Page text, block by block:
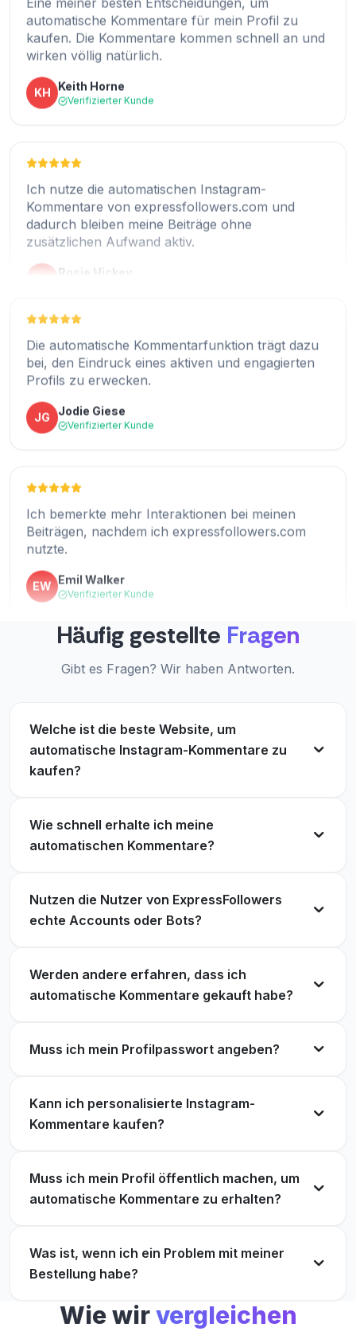
kaufen. Die Kommentare kommen schnell an und
wirken völlig natürlich.
Keith Horne
Ich nutze die automatischen Instagram-
Kommentare von expressfollowers.com und
dadurch bleiben meine Beiträge ohne
zusätzlichen Aufwand aktiv.
Rosie Hickey
Was mir am besten gefällt, ist, dass sich die
Kommentare ganz natürlich anfühlen und gut
zum Inhalt passen.
KL Kathleen Lamm
Verifizierter Kunde
Seit ich diesen Service nutze, sehen meine
Beiträge nicht mehr leer aus und das Engagement
ist deutlich besser.
NL Noel Loveless
Verifizierter Kunde
Die Einrichtung war einfach und jetzt erhalten
meine Beiträge den ganzen Tag über regelmäßig
Kommentare.
JM
Verifizierter Kunde
Das ist eine gute Option, wenn man möchte, dass
das Instagram-Profil immer aktiv aussieht.
SW Santos Wright
Verifizierter Kunde
Die automatische Kommentarfunktion trägt dazu
bei, den Eindruck eines aktiven und engagierten
Profils zu erwecken.
Jodie Giese
Verifizierter Kunde
Ich bemerkte mehr Interaktionen bei meinen
Beiträgen, nachdem ich expressfollowers.com
nutzte.
Emil Walker
Verifizierter Kunde
Dies ist nützlich für alle, die ihren Instagram-
Account ausbauen möchten, ohne zu viel Zeit mit
AB Andre Burk
Die Kommentare wirken nicht wie Spam, was mir
vor dem Ausprobieren Sorgen bereitet hatte.
Verifizierter Kunde
Häufig gestellte Fragen
Gibt es Fragen? Wir haben Antworten.
Welche ist die beste Website, um
automatische Instagram-Kommentare zu
kaufen?
Wie schnell erhalte ich meine
automatischen Kommentare?
Nutzen die Nutzer von ExpressFollowers
echte Accounts oder Bots?
Werden andere erfahren, dass ich
automatische Kommentare gekauft habe?
Muss ich mein Profilpasswort angeben?
Kann ich personalisierte Instagram-
Kommentare kaufen?
Muss ich mein Profil öffentlich machen, um
automatische Kommentare zu erhalten?
Was ist, wenn ich ein Problem mit meiner
Bestellung habe?
Wie wirvergleichen